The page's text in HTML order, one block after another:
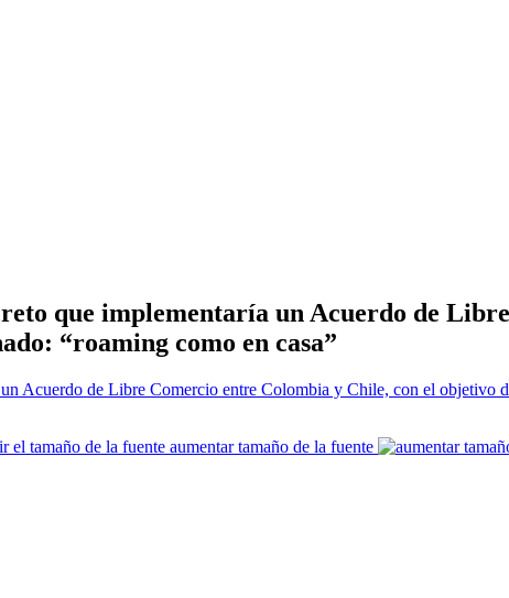
que implementaría un Acuerdo de
“roaming como en casa”
aumentar tamaño de la fuente